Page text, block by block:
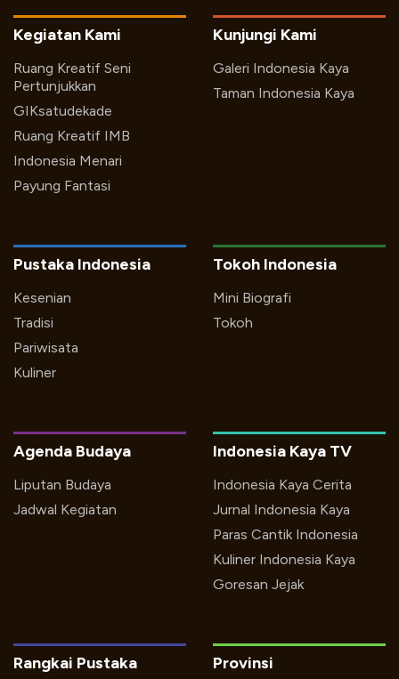
Kegiatan Kami
Ruang Kreatif Seni
Pertunjukkan
GIKsatudekade
Ruang Kreatif IMB
Indonesia Menari
Payung Fantasi
Kunjungi Kami
Galeri Indonesia Kaya
Taman Indonesia Kaya
Pustaka Indonesia
Kesenian
Tradisi
Pariwisata
Kuliner
Tokoh Indonesia
Mini Biografi
Tokoh
Indonesia Kaya TV
Indonesia Kaya Cerita
Jurnal Indonesia Kaya
Paras Cantik Indonesia
Kuliner Indonesia Kaya
Goresan Jejak
Agenda Budaya
Liputan Budaya
Jadwal Kegiatan
Rangkai Pustaka Provinsi